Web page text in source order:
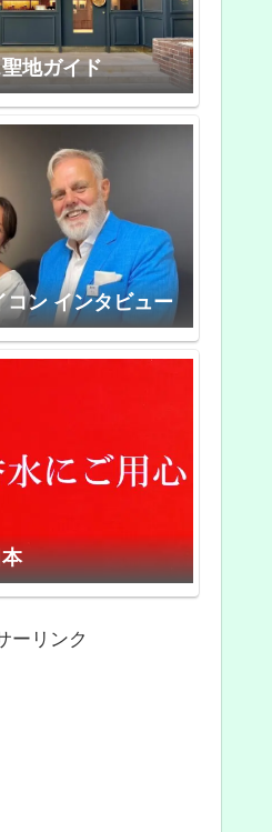
地ガイド
コン インタビュー
ーリンク